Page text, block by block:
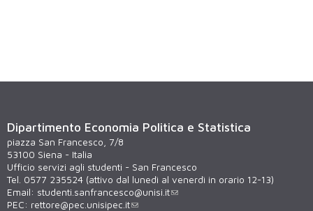
Dipartimento Economia Politica e Statistica
piazza San Francesco, 7/8
53100 Siena - Italia
Ufficio servizi agli studenti - San Francesco
Tel. 0577 235524 (attivo dal lunedì al venerdì in orario 12-13)
Email: studenti.sanfrancesco@unisi.it
PEC: rettore@pec.unisipec.it